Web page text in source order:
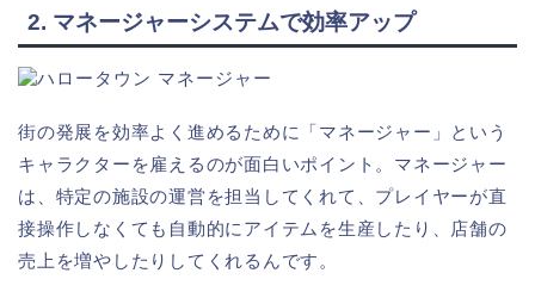
2. マネージャーシステムで効率アップ
街の発展を効率よく進めるために「マネージャー」という
キャラクターを雇えるのが面白いポイント。マネージャー
は、特定の施設の運営を担当してくれて、プレイヤーが直
接操作しなくても自動的にアイテムを生産したり、店舗の
売上を増やしたりしてくれるんです。